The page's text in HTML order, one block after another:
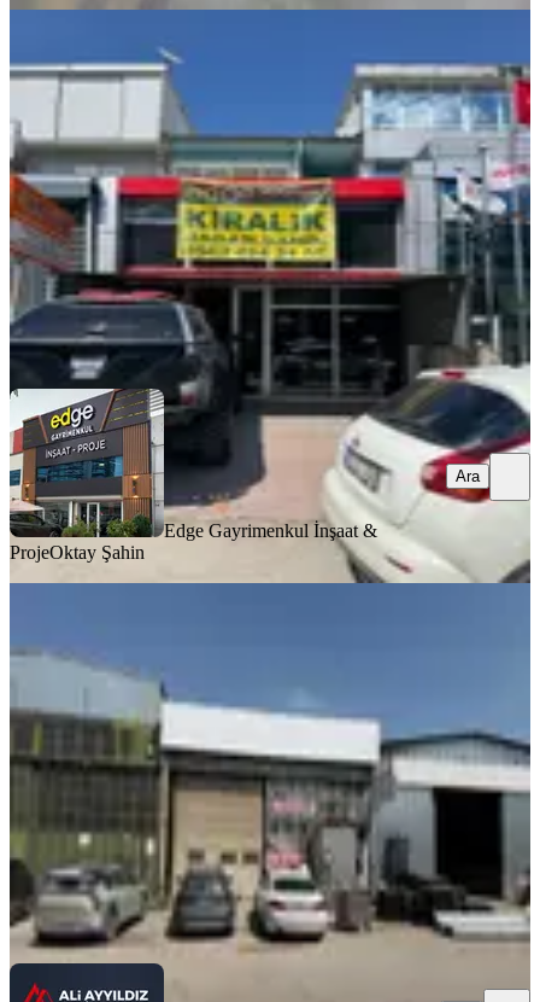
Matbaacılar Toplam 250 M2 Kiralık
Dükkan - Edge
Yenimahalle, İvedikosb Mahallesi
1 Oda·251 m²·Düz Giriş (Zemin)·09.06.2026
62.000 ₺
Edge Gayrimenkul İnşaat & Proje Oktay Şahin
Edge Gayrimenkul İnşaat &
ProjeOktay Şahin
Ara
Yenimahalle, Ostim Osb Mahallesi
1 Oda
Düz Giriş (Zemin)·13.06.2026
132.000 ₺
Ali Ayyıldız GayrimenkulAli Ayyıldız
Ara